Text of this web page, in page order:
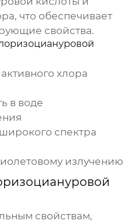
что обеспечивает
свойства.
хлора
в воде
спектра
излучению
свойствам,